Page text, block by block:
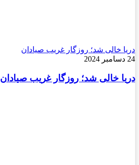
دریا خالی شد؛ روزگار غریب صیادان
24 دسامبر 2024
دریا خالی شد؛ روزگار غریب صیادان